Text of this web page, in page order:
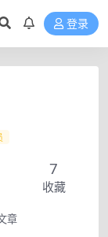
登录
7
收藏
章